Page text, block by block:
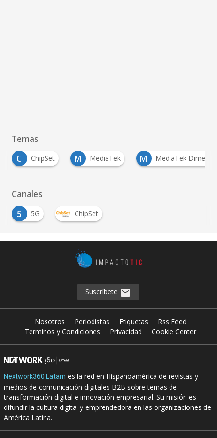
Temas
M
MediaTek M MediaTek Dimensity S
Canales
5
5G ChipSet
Suscríbete
Nosotros Periodistas Etiquetas
Rss Feed
Terminos y Condiciones
Privacidad Cookie Center
Nextwork360 Latam es la red en Hispanoamérica de revistas y
medios de comunicación digitales B2B sobre temas de
transformación digital e innovación empresarial. Su misión es
difundir la cultura digital y emprendedora en las organizaciones de
América Latina.